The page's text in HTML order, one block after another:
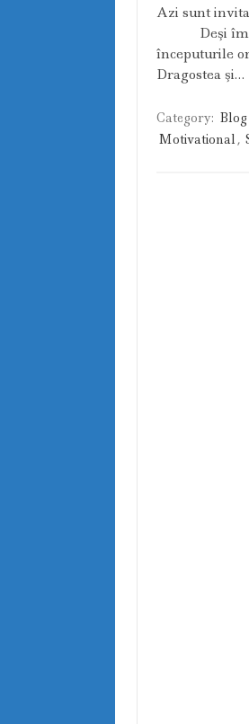
Azi sunt
Deşi îmi
începuturile
Dragostea şi…
Category: Blog
Motivational ,